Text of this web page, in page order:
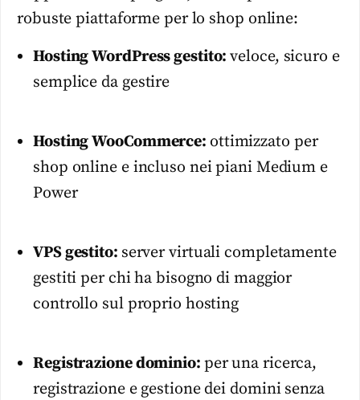
robuste piattaforme per lo shop online:
Hosting WordPress gestito:veloce, sicuro e
semplice da gestire
Hosting WooCommerce: ottimizzato per
shop online e incluso nei piani Medium e
Power
VPS gestito: server virtuali completamente
gestiti per chi ha bisogno di maggior
controllo sul proprio hosting
Registrazione dominio: per una ricerca,
registrazione e gestione dei domini senza